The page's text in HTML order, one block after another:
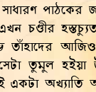
পাঠকের
চণ্ডীর
তাঁহাদের
তুমুল
একটা